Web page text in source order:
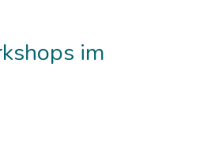
im